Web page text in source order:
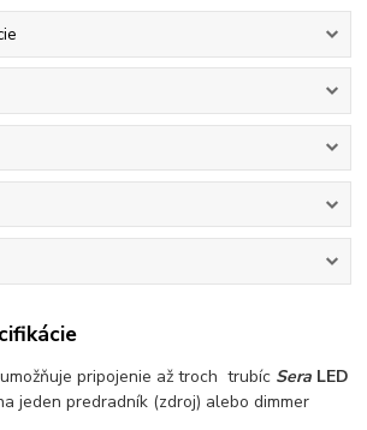
pripojenie až troch trubíc Sera LED
jeden predradník (zdroj) alebo dimmer